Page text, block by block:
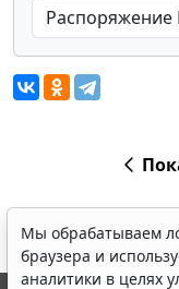
Мы обрабатываем
браузера и
аналитики в целях